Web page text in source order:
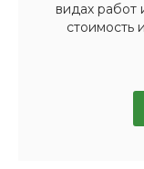
видах работ
стоимость